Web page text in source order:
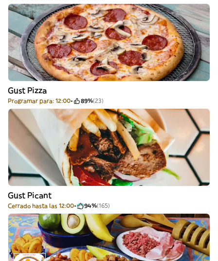
Gust Pizza
Programar para: 12:00 89%(23)
Gust Picant
Cerrado hasta las 12:00 94%(165)